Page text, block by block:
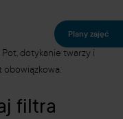
dotykanie twarzy i
filtra
Plany zajęć